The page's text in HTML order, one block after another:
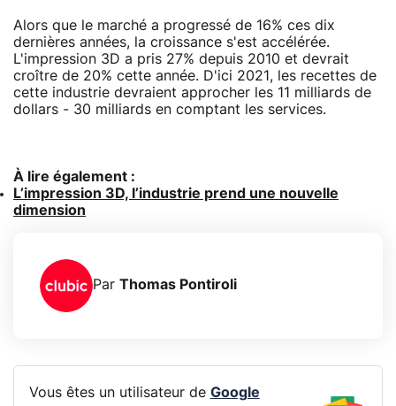
Alors que le marché a progressé de 16% ces dix
dernières années, la croissance s'est accélérée.
L'impression 3D a pris 27% depuis 2010 et devrait
croître de 20% cette année. D'ici 2021, les recettes de
cette industrie devraient approcher les 11 milliards de
dollars - 30 milliards en comptant les services.
À lire également :
L’impression 3D, l’industrie prend une nouvelle
dimension
Par Thomas Pontiroli
Vous êtes un utilisateur de Google